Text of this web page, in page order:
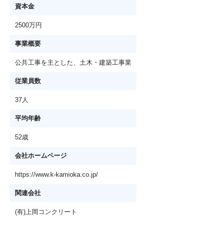
資本金
2500万円
事業概要
公共工事を主とした、土木・建築工事業
従業員数
37人
平均年齢
52歳
会社ホームページ
https://www.k-kamioka.co.jp/
関連会社
(有)上岡コンクリート